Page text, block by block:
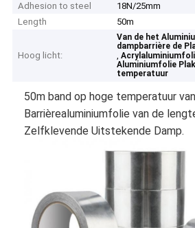
Adhesion to steel
18N/25mm
Length
50m
Hoog licht:
Van de het
dampbarrière de
,
Aluminiumfolie
temperatuur
50m band op hoge temperatuur
Barrièrealuminiumfolie van de
Zelfklevende Uitstekende Damp.